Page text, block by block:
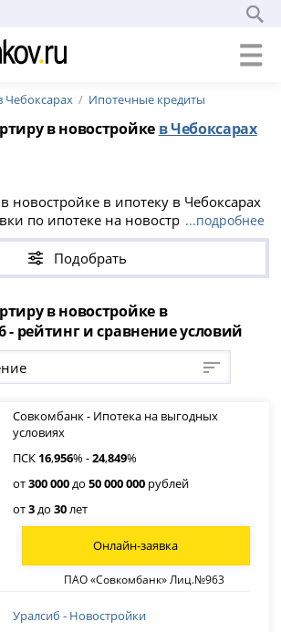
Чебоксарах Ипотечные кредиты
в новостройке в Чебоксарах
новостройке в ипотеку в Чебоксарах
по ипотеке на новостройки в
Выгодная ипотека на новостройки -
август 2026 года.
...подробнее
Подобрать
в новостройке в
- рейтинг и сравнение условий
Совкомбанк - Ипотека на выгодных
условиях
ПСК 16,956% -24,849%
от300 000до50 000 000 рублей
от3до30лет
ПАО «Совкомбанк» Лиц.№963
Онлайн-заявка
Уралсиб - Новостройки